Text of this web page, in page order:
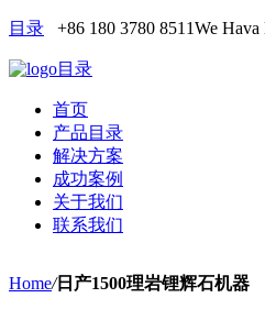
目录 +86 180 3780 8511We Hava
目录
首页
产品目录
解决方案
成功案例
关于我们
联系我们
Home/日产1500理岩锂辉石机器